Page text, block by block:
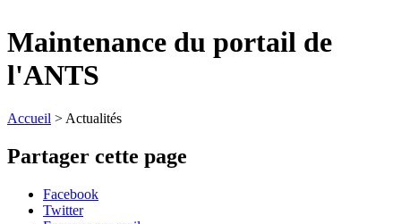
Maintenance du portail de
l'ANTS
Accueil > Actualités
Partager cette page
Facebook
Twitter